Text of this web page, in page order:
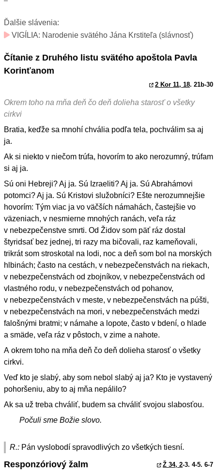
Ďalšie slávenia:
VIGÍLIA: Narodenie svätého Jána Krstiteľa (slávnosť)
Čítanie z Druhého listu svätého apoštola Pavla
Korinťanom
2 Kor 11, 18. 21b-30
Okrem toho na mňa deň čo deň dolieha starosť o všetky
cirkvi
Bratia, keďže sa mnohí chvália podľa tela, pochválim sa aj
ja.
Ak si niekto v niečom trúfa, hovorím to ako nerozumný, trúfam
si aj ja.
Sú oni Hebreji? Aj ja. Sú Izraeliti? Aj ja. Sú Abrahámovi
potomci? Aj ja. Sú Kristovi služobníci? Ešte nerozumnejšie
hovorím: Tým viac ja vo väčších námahách, častejšie vo
väzeniach, v nesmierne mnohých ranách, veľa ráz
v nebezpečenstve smrti. Od Židov som päť ráz dostal
štyridsať bez jednej, tri razy ma bičovali, raz kameňovali,
trikrát som stroskotal na lodi, noc a deň som bol na morských
hlbinách; často na cestách, v nebezpečenstvách na riekach,
v nebezpečenstvách od zbojníkov, v nebezpečenstvách od
vlastného rodu, v nebezpečenstvách od pohanov,
v nebezpečenstvách v meste, v nebezpečenstvách na púšti,
v nebezpečenstvách na mori, v nebezpečenstvách medzi
falošnými bratmi; v námahe a lopote, často v bdení, o hlade
a smäde, veľa ráz v pôstoch, v zime a nahote.
A okrem toho na mňa deň čo deň dolieha starosť o všetky
cirkvi.
Veď kto je slabý, aby som nebol slabý aj ja? Kto je vystavený
pohoršeniu, aby to aj mňa nepálilo?
Ak sa už treba chváliť, budem sa chváliť svojou slabosťou.
Počuli sme Božie slovo.
R.: Pán vyslobodí spravodlivých zo všetkých tiesní.
Responzóriový žalm Ž 34, 2-3. 4-5. 6-7